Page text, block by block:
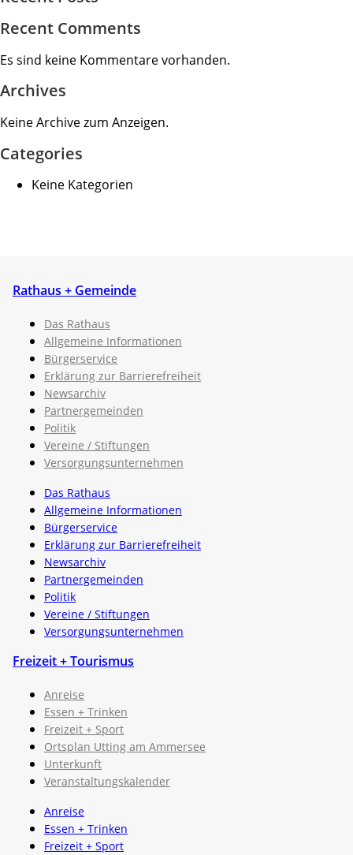
Recent Comments
Es sind keine Kommentare vorhanden.
Archives
Keine Archive zum Anzeigen.
Categories
Keine Kategorien
Rathaus + Gemeinde
Das Rathaus
Allgemeine Informationen
Bürgerservice
Erklärung zur Barrierefreiheit
Newsarchiv
Partnergemeinden
Politik
Vereine / Stiftungen
Versorgungsunternehmen
Das Rathaus
Allgemeine Informationen
Bürgerservice
Erklärung zur Barrierefreiheit
Newsarchiv
Partnergemeinden
Politik
Vereine / Stiftungen
Versorgungsunternehmen
Freizeit + Tourismus
Anreise
Essen + Trinken
Freizeit + Sport
Ortsplan Utting am Ammersee
Unterkunft
Veranstaltungskalender
Anreise
Essen + Trinken
Freizeit + Sport